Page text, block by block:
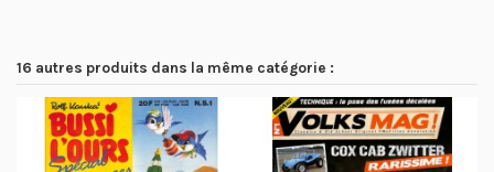
16 autres produits dans la même catégorie :